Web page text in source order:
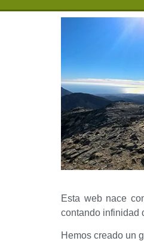
Esta web nace
contando infinidad
Hemos creado un